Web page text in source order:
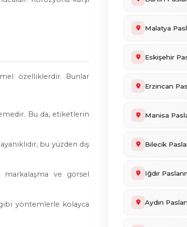
özelliklerdir. Bunlar
Bu da, etiketlerin
bu yüzden dış
markalaşma ve görsel
yöntemlerle kolayca
Malatya
Eskişehir
Erzincan
Manisa
Bilecik
Iğdır
Aydın